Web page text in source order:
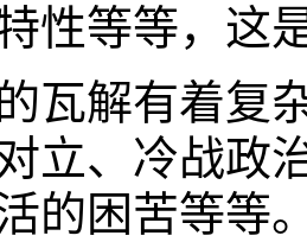
性等等，这
瓦解有着复
立、冷战政
的困苦等等